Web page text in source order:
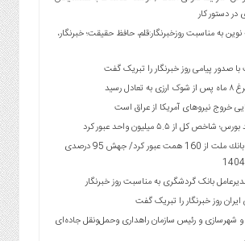
دستور کار
نوین به مناسبت روزخبرنگار:قلم، حافظ حقیقت؛ خبرنگار،
صدور پیامی روز خبرنگار را تبریک گفت
رسید
از ۵.۵ میلیون واحد عبور کرد
درآمدهای عملیاتی بانك ملت از 160 همت عبور كرد/ جهش 95 درصدی
بانک گردشگری به مناسبت روز خبرنگار
روز خبرنگار را تبریک گفت
و شهرسازی و رئیس سازمان راهداری وحمل‌ونقل جاده‌ای